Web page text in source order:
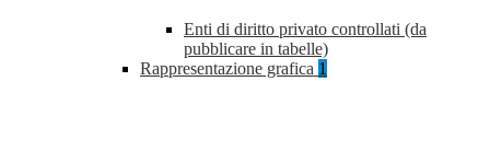
Enti di diritto privato controllati (da
pubblicare in tabelle)
Rappresentazione grafica 1